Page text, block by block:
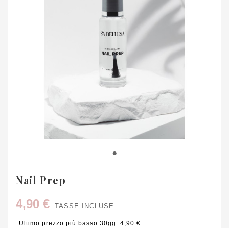
Nail Prep
4,90 €
TASSE INCLUSE
Ultimo prezzo più basso 30gg: 4,90 €